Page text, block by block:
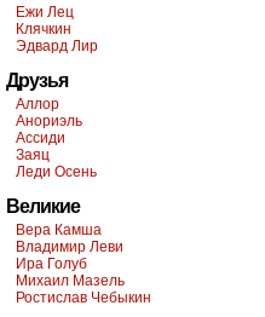
Ежи Лец
Клячкин
Эдвард Лир
Друзья
Аллор
Анориэль
Ассиди
Заяц
Леди Осень
Великие
Вера Камша
Владимир Леви
Ира Голуб
Михаил Мазель
Ростислав Чебыкин